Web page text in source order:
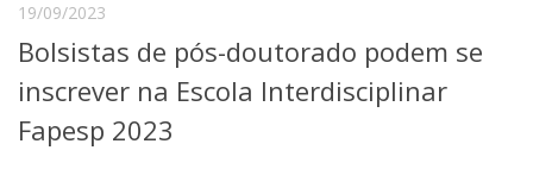
Telefones e Mapas
Graduação
19/09/2023
Bolsistas de pós-doutorado podem se
inscrever na Escola Interdisciplinar
Fapesp 2023